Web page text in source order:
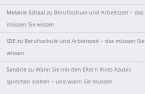
Melanie Schaal zu Berufsschule und Arbeitszeit – das
müssen Sie wissen
IZIE zu Berufsschule und Arbeitszeit – das müssen Sie
wissen
Sandrie zu Wann Sie mit den Eltern Ihres Azubis
sprechen sollten – und wann Sie müssen